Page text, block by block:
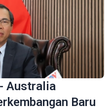
Australia
Baru